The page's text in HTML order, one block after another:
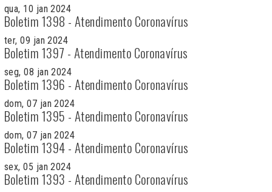
qua, 10 jan 2024
Boletim 1398 - Atendimento Coronavírus
ter, 09 jan 2024
Boletim 1397 - Atendimento Coronavírus
seg, 08 jan 2024
Boletim 1396 - Atendimento Coronavírus
dom, 07 jan 2024
Boletim 1395 - Atendimento Coronavírus
dom, 07 jan 2024
Boletim 1394 - Atendimento Coronavírus
sex, 05 jan 2024
Boletim 1393 - Atendimento Coronavírus